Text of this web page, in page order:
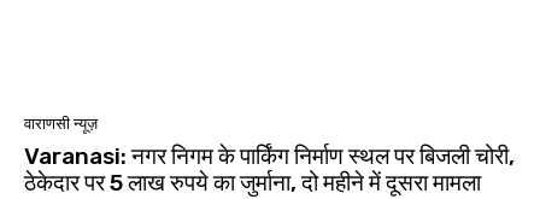
वाराणसी न्यूज़
Varanasi: नगर निगम के पार्किंग निर्माण स्थल पर बिजली चोरी,
ठेकेदार पर 5 लाख रुपये का जुर्माना, दो महीने में दूसरा मामला